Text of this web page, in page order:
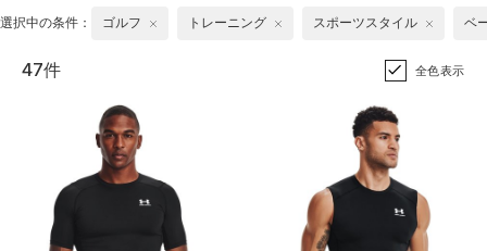
選択中の条件： ゴルフ トレーニング スポーツスタイル ベ
47件 全色表示